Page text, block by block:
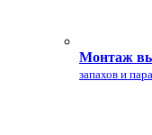
Монтаж
запахов и пара